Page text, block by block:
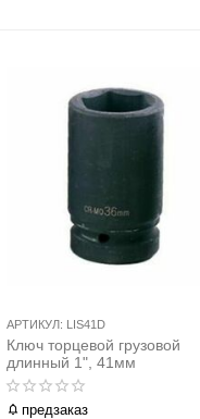
АРТИКУЛ: LIS41D
Ключ торцевой грузовой
длинный 1", 41мм
предзаказ